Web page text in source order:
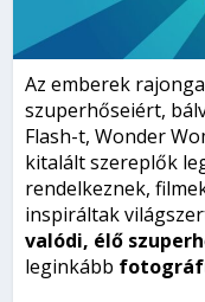
Az emberek
szuperhőseiért,
Flash-t, Wonder
kitalált szereplők
rendelkeznek,
inspiráltak
valódi, élő
leginkább